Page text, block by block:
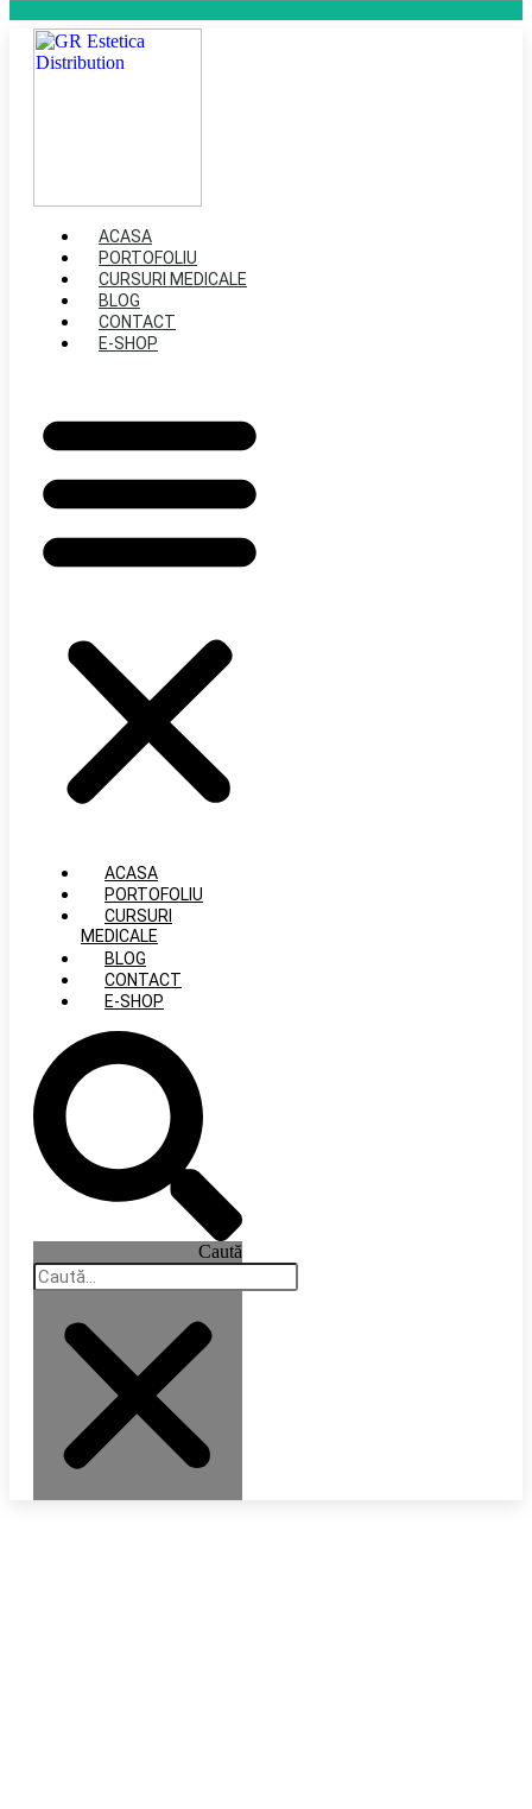
ACASA
PORTOFOLIU
CURSURI MEDICALE
BLOG
CONTACT
E-SHOP
ACASA
PORTOFOLIU
CURSURI
MEDICALE
BLOG
CONTACT
E-SHOP
Caută